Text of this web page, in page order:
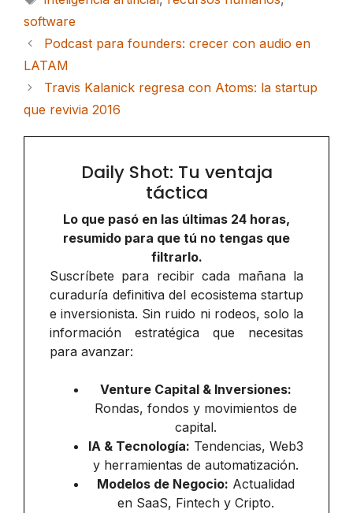
software
Podcast para founders: crecer con audio en
LATAM
Travis Kalanick regresa con Atoms: la startup
que revivia 2016
Daily Shot: Tu ventaja
táctica
Lo que pasó en las últimas 24 horas,
resumido para que tú no tengas que
filtrarlo.
Suscríbete para recibir cada mañana la
curaduría definitiva del ecosistema startup
e inversionista. Sin ruido ni rodeos, solo la
información estratégica que necesitas
para avanzar:
Venture Capital & Inversiones:
Rondas, fondos y movimientos de
capital.
IA & Tecnología: Tendencias, Web3
y herramientas de automatización.
Modelos de Negocio: Actualidad
en SaaS, Fintech y Cripto.